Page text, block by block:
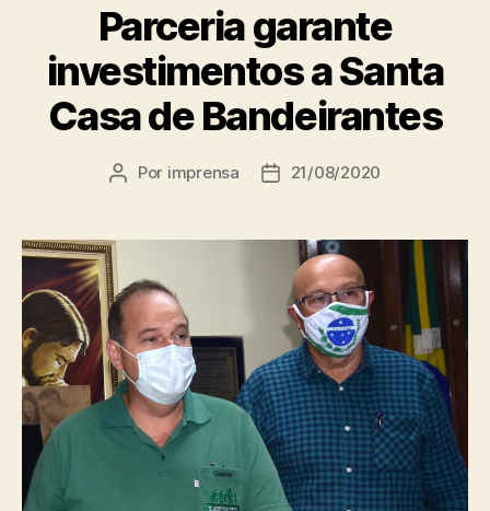
Parceria garante
investimentos a Santa
Casa de Bandeirantes
Autor
Por imprensa
Data21/08/2020